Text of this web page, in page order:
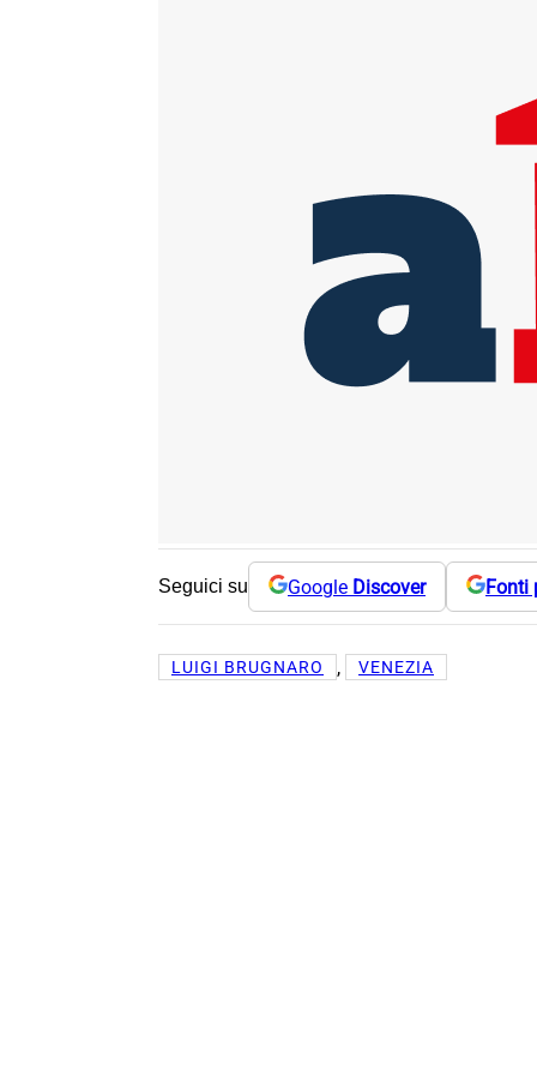
Seguici su Google Discover Fonti
LUIGI BRUGNARO , VENEZIA